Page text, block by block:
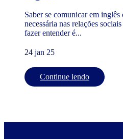
Saber se comunicar em
necessária nas relações
fazer entender é...
24 jan 25
Continue lendo